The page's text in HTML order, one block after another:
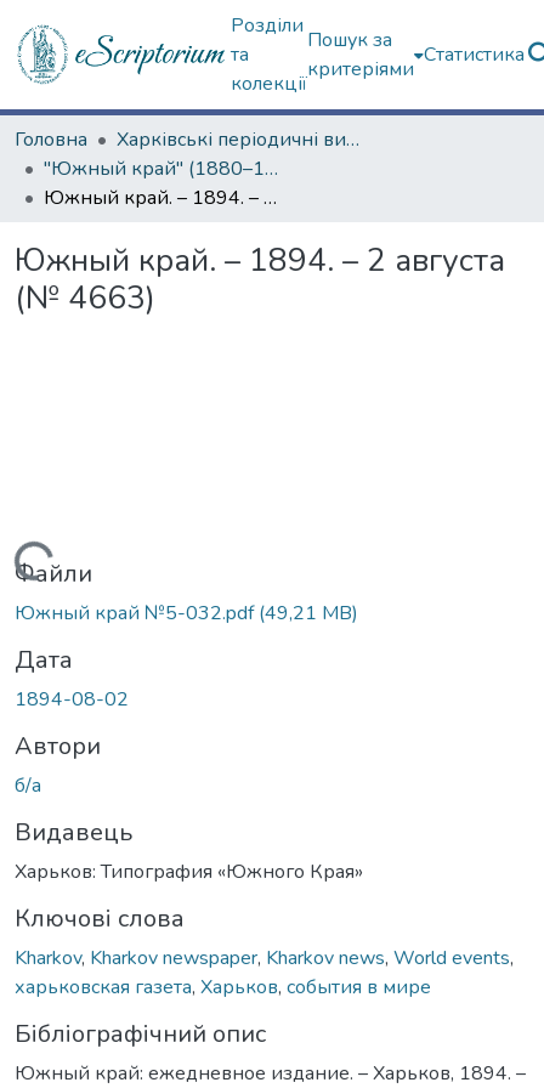
Розділи
та
колекції
Пошук за
критеріями
Статистика
Головна
Харківські періодичні видання
"Южный край" (1880–1919 гг.)
Южный край. – 1894. – 2 августа (№ 4663)
Южный край. – 1894. – 2 августа
(№ 4663)
Вантажиться...
Файли
Южный край №5-032.pdf(49,21 MB)
Дата
1894-08-02
Автори
б/а
Видавець
Харьков: Типография «Южного Края»
Ключові слова
Kharkov, Kharkov newspaper, Kharkov news, World events,
харьковская газета, Харьков, события в мире
Бібліографічний опис
Южный край: ежедневное издание. – Харьков, 1894. –